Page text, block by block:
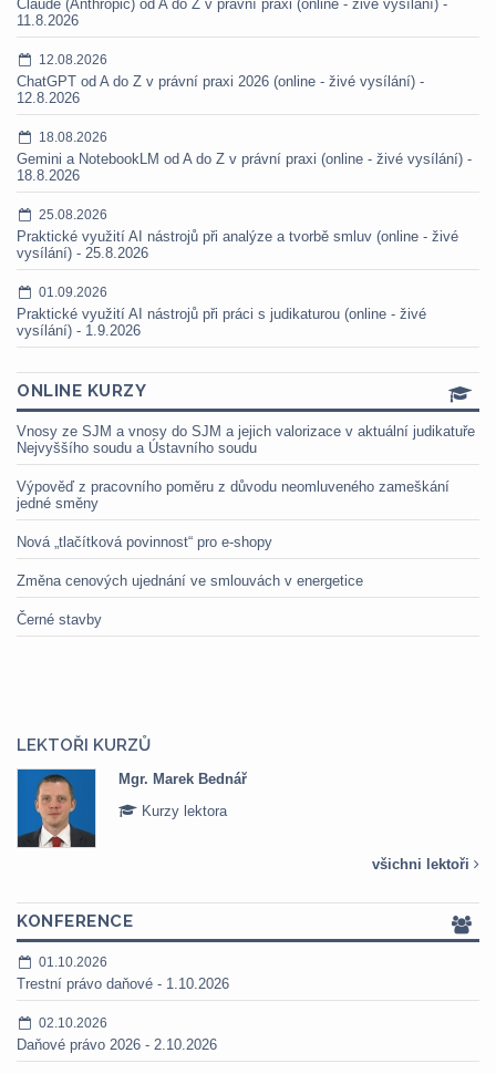
Claude (Anthropic) od A do Z v právní praxi (online - živé vysílání) -
11.8.2026
12.08.2026
ChatGPT od A do Z v právní praxi 2026 (online - živé vysílání) -
12.8.2026
18.08.2026
Gemini a NotebookLM od A do Z v právní praxi (online - živé vysílání) -
18.8.2026
25.08.2026
Praktické využití AI nástrojů při analýze a tvorbě smluv (online - živé
vysílání) - 25.8.2026
01.09.2026
Praktické využití AI nástrojů při práci s judikaturou (online - živé
vysílání) - 1.9.2026
ONLINE KURZY
Vnosy ze SJM a vnosy do SJM a jejich valorizace v aktuální judikatuře
Nejvyššího soudu a Ústavního soudu
Výpověď z pracovního poměru z důvodu neomluveného zameškání
jedné směny
Nová „tlačítková povinnost“ pro e-shopy
Změna cenových ujednání ve smlouvách v energetice
Černé stavby
LEKTOŘI KURZŮ
všichni lektoři
KONFERENCE
01.10.2026
Trestní právo daňové - 1.10.2026
02.10.2026
Daňové právo 2026 - 2.10.2026